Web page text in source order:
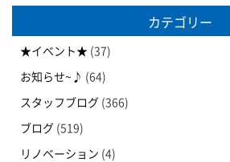
カテゴリー
★イベント★ (37)
お知らせ~♪ (64)
スタッフブログ (366)
ブログ (519)
リノベーション (4)